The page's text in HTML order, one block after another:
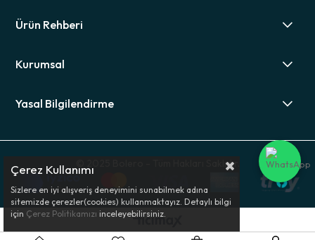
Ürün Rehberi
Kurumsal
Yasal Bilgilendirme
© 2025 Bolero - Tüm Hakları Saklıdır.
Çerez Kullanımı
Sizlere en iyi alışveriş deneyimini sunabilmek adına
sitemizde çerezler(cookies) kullanmaktayız. Detaylı bilgi
için Çerez Politikamızı inceleyebilirsiniz.